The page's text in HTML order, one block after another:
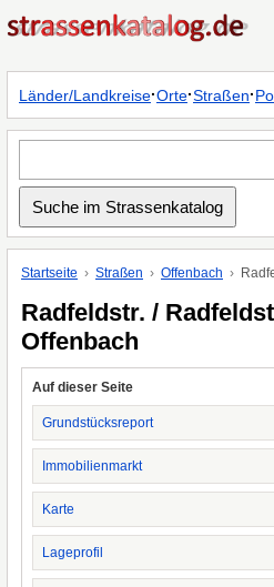
Länder/Landkreise·Orte·Straßen·
Startseite Straßen Offenbach
Radfeldstr. /
Offenbach
Auf dieser Seite
Grundstücksreport
Immobilienmarkt
Karte
Lageprofil